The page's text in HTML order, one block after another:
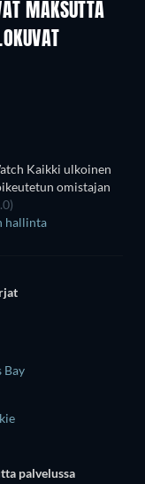
MAKSUTTA
Kaikki ulkoinen
omistajan
hallinta
Bay
palvelussa